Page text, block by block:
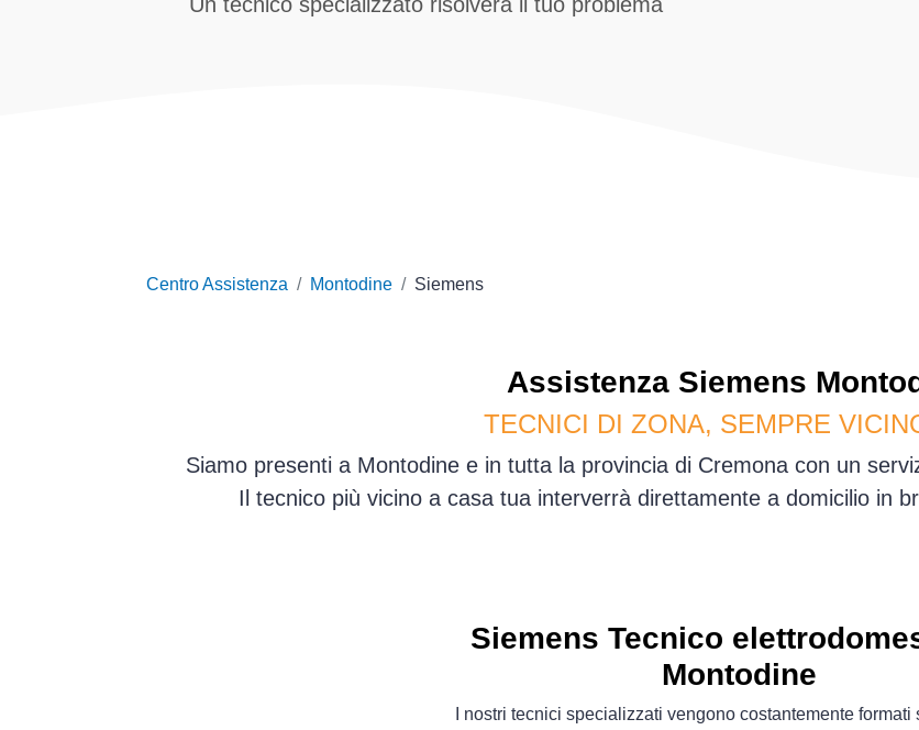
Centro Assistenza Montodine Siemens
Assistenza Siemens
TECNICI DI ZONA, SEMPRE
Siamo presenti a Montodine e in tutta la provincia di Cremona con un
Il tecnico più vicino a casa tua interverrà direttamente a domicilio in
Siemens Tecnico
Montodine
I nostri tecnici specializzati vengono costantemente formati